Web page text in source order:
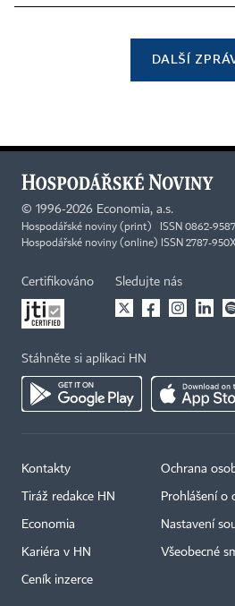
DALŠÍ
© 1996-2026 Economia, a.s.
Hospodářské noviny (print) ISSN 0862-9587
Hospodářské noviny (online) ISSN 2787-950X
Certifikováno Sledujte nás
Stáhněte si aplikaci HN
Kontakty
Tiráž redakce HN
Economia
Kariéra v HN
Ceník inzerce
Ochrana
Prohlášení o
Nastavení
Všeobecné